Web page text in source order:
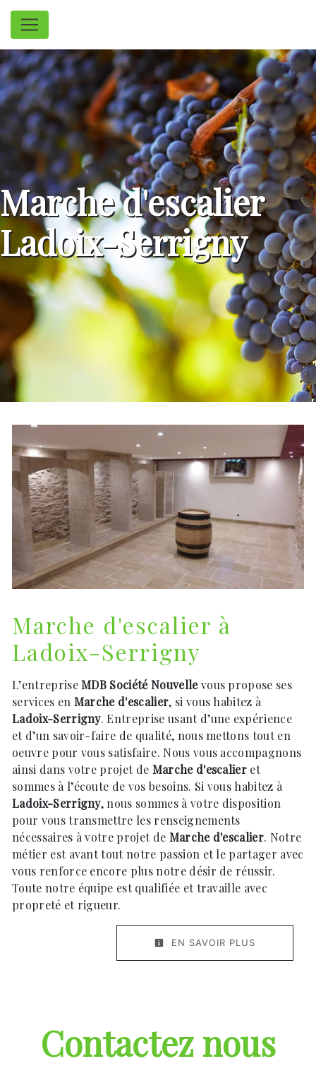
Panneau de gestion des cookies
Marche d'escalier
Ladoix-Serrigny
Marche d'escalier à
Ladoix-Serrigny
L’entrepriseMDB Société Nouvellevous propose ses
services en Marche d'escalier, si vous habitez à
Ladoix-Serrigny. Entreprise usant d’une expérience
et d’un savoir-faire de qualité, nous mettons tout en
oeuvre pour vous satisfaire. Nous vous accompagnons
ainsi dans votre projet de Marche d'escalier et
sommes à l’écoute de vos besoins. Si vous habitez à
Ladoix-Serrigny, nous sommes à votre disposition
pour vous transmettre les renseignements
nécessaires à votre projet de Marche d'escalier. Notre
métier est avant tout notre passion et le partager avec
vous renforce encore plus notre désir de réussir.
Toute notre équipe est qualifiée et travaille avec
propreté et rigueur.
EN SAVOIR PLUS
Contactez nous